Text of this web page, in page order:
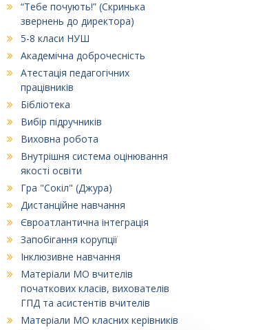
“Тебе почують!” (Скринька
звернень до директора)
5-8 класи НУШ
Академічна доброчесність
Атестація педагогічних
працівників
Бібліотека
Вибір підручників
Виховна робота
Внутрішня система оцінювання
якості освіти
Гра "Сокіл" (Джура)
Дистанційне навчання
Євроатлантична інтеграція
Запобігання корупції
Інклюзивне навчання
Матеріали МО вчителів
початкових класів, вихователів
ГПД та асистентів вчителів
Матеріали МО класних керівників